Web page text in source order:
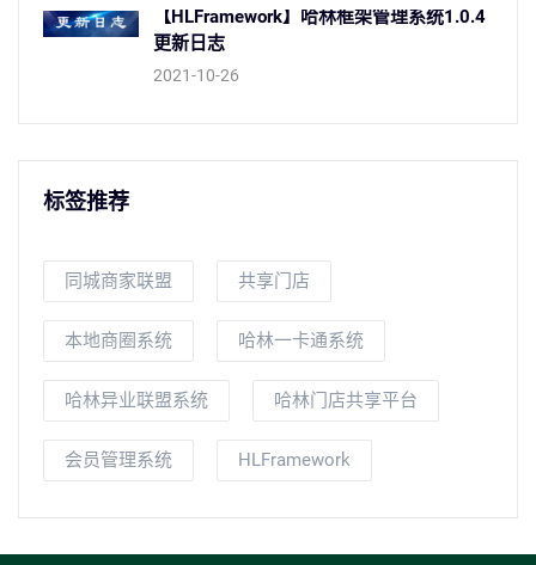
【HLFramework】哈林框架管理系统1.0.4
更新日志
2021-10-26
标签推荐
同城商家联盟 共享门店
本地商圈系统 哈林一卡通系统
哈林异业联盟系统 哈林门店共享平台
会员管理系统 HLFramework